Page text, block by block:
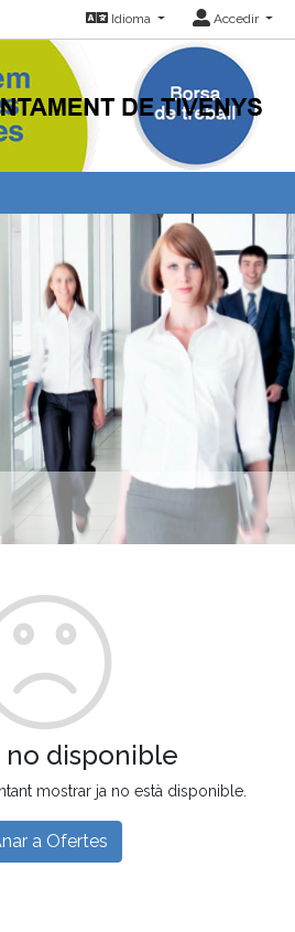
Idioma Accedir
no disponible
mostrar ja no està disponible.
a Ofertes